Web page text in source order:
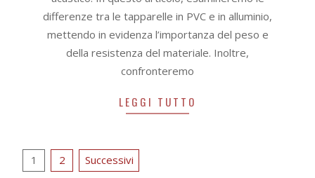
differenze tra le tapparelle in PVC e in alluminio,
mettendo in evidenza l’importanza del peso e
della resistenza del materiale. Inoltre,
confronteremo
LEGGI TUTTO
Navigazione
1 2 Successivi